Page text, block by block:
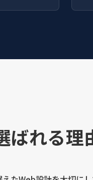
ばれる理